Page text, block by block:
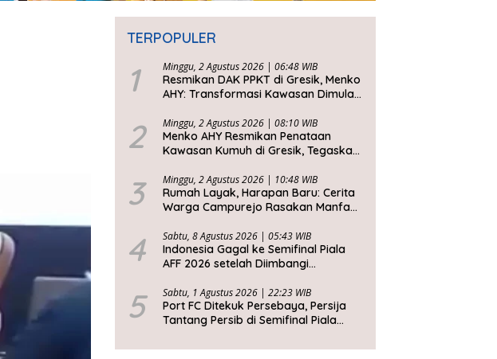
TERPOPULER
1 Minggu, 2 Agustus 2026 | 06:48 WIB
Resmikan DAK PPKT di Gresik, Menko
AHY: Transformasi Kawasan Dimulai
2 Minggu, 2 Agustus 2026 | 08:10 WIB
Menko AHY Resmikan Penataan
Kawasan Kumuh di Gresik, Tegaskan
Kesejahteraan Rakyat
3 Minggu, 2 Agustus 2026 | 10:48 WIB
Rumah Layak, Harapan Baru: Cerita
Warga Campurejo Rasakan Manfaat
4 Sabtu, 8 Agustus 2026 | 05:43 WIB
Indonesia Gagal ke Semifinal Piala
AFF 2026 setelah Diimbangi
Beruntung
5 Sabtu, 1 Agustus 2026 | 22:23 WIB
Port FC Ditekuk Persebaya, Persija
Tantang Persib di Semifinal Piala